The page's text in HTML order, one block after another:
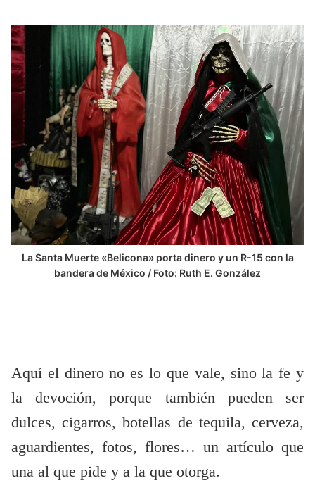
La Santa Muerte «Belicona» porta dinero y un R-15 con la
bandera de México / Foto: Ruth E. González
Aquí el dinero no es lo que vale, sino la fe y
la devoción, porque también pueden ser
dulces, cigarros, botellas de tequila, cerveza,
aguardientes, fotos, flores… un artículo que
una al que pide y a la que otorga.